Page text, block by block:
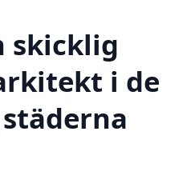
skicklig
i de